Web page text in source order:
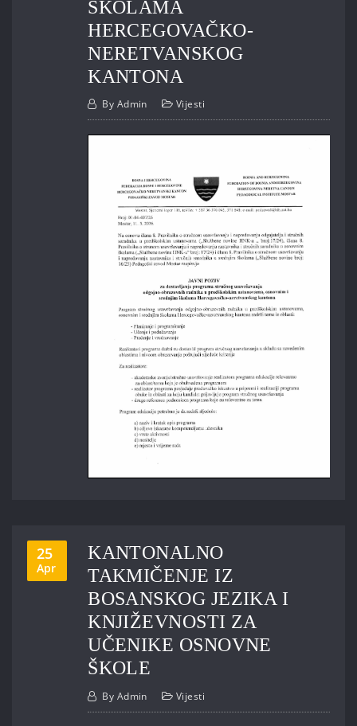
ŠKOLAMA
HERCEGOVAČKO-
NERETVANSKOG
KANTONA
By Admin Vijesti
25
Apr
KANTONALNO
TAKMIČENJE IZ
BOSANSKOG JEZIKA I
KNJIŽEVNOSTI ZA
UČENIKE OSNOVNE
ŠKOLE
By Admin Vijesti